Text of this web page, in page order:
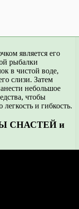
является его
рыбалки
в чистой воде,
слизи. Затем
небольшое
чтобы
и гибкость.
СНАСТЕЙ и